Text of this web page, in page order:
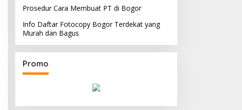
Prosedur Cara Membuat PT di Bogor
Info Daftar Fotocopy Bogor Terdekat yang
Murah dan Bagus
Promo